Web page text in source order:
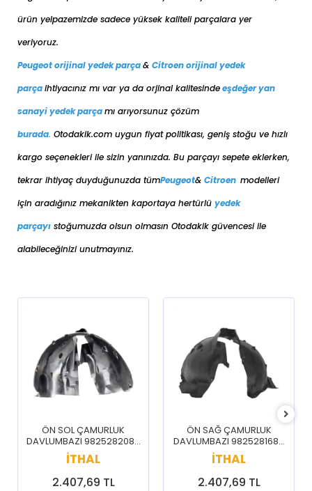
ürün yelpazemizde sadece yüksek kaliteli parçalara yer
veriyoruz.
Peugeot orijinal yedek parça& Citroen orijinal yedek
parçaihtiyacınız mı var ya da orjinal kalitesindeeşdeğeryan
sanayi yedek parçamı arıyorsunuz çözüm
burada. Otodakik.com uygun fiyat politikası, geniş stoğu ve hızlı
kargo seçenekleri ile sizin yanınızda. Bu parçayı sepete eklerken,
tekrar ihtiyaç duyduğunuzda tümPeugeot& Citroen modelleri
için aradığınız mekanikten kaportaya hertürlü yedek
parçayı stoğumuzda olsun olmasın Otodakik güvencesi ile
alabileceğinizi unutmayınız.
ÖN SOL ÇAMURLUK
DAVLUMBAZI 9825282080
/ 3008 5008 16-20
İTHAL
2.407,69 TL
ÖN SAĞ ÇAMURLUK
DAVLUMBAZI 9825281680
/ 3008 5008 16-20
İTHAL
2.407,69 TL